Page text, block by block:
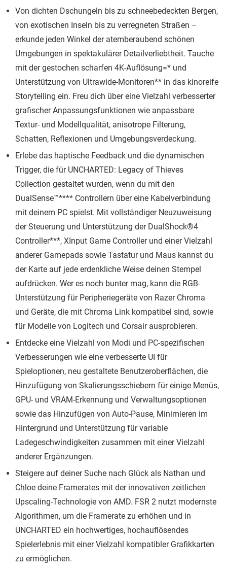
Von dichten Dschungeln bis zu schneebedeckten Bergen,
von exotischen Inseln bis zu verregneten Straßen –
erkunde jeden Winkel der atemberaubend schönen
Umgebungen in spektakulärer Detailverliebtheit. Tauche
mit der gestochen scharfen 4K-Auflösung=* und
Unterstützung von Ultrawide-Monitoren** in das kinoreife
Storytelling ein. Freu dich über eine Vielzahl verbesserter
grafischer Anpassungsfunktionen wie anpassbare
Textur- und Modellqualität, anisotrope Filterung,
Schatten, Reflexionen und Umgebungsverdeckung.
Erlebe das haptische Feedback und die dynamischen
Trigger, die für UNCHARTED: Legacy of Thieves
Collection gestaltet wurden, wenn du mit den
DualSense™**** Controllern über eine Kabelverbindung
mit deinem PC spielst. Mit vollständiger Neuzuweisung
der Steuerung und Unterstützung der DualShock®4
Controller***, XInput Game Controller und einer Vielzahl
anderer Gamepads sowie Tastatur und Maus kannst du
der Karte auf jede erdenkliche Weise deinen Stempel
aufdrücken. Wer es noch bunter mag, kann die RGB-
Unterstützung für Peripheriegeräte von Razer Chroma
und Geräte, die mit Chroma Link kompatibel sind, sowie
für Modelle von Logitech und Corsair ausprobieren.
Entdecke eine Vielzahl von Modi und PC-spezifischen
Verbesserungen wie eine verbesserte UI für
Spieloptionen, neu gestaltete Benutzeroberflächen, die
Hinzufügung von Skalierungsschiebern für einige Menüs,
GPU- und VRAM-Erkennung und Verwaltungsoptionen
sowie das Hinzufügen von Auto-Pause, Minimieren im
Hintergrund und Unterstützung für variable
Ladegeschwindigkeiten zusammen mit einer Vielzahl
anderer Ergänzungen.
Steigere auf deiner Suche nach Glück als Nathan und
Chloe deine Framerates mit der innovativen zeitlichen
Upscaling-Technologie von AMD. FSR 2 nutzt modernste
Algorithmen, um die Framerate zu erhöhen und in
UNCHARTED ein hochwertiges, hochauflösendes
Spielerlebnis mit einer Vielzahl kompatibler Grafikkarten
zu ermöglichen.